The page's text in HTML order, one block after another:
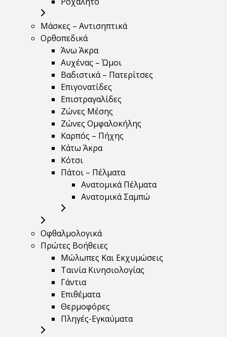
Μάσκες – Αντισηπτικά
Ορθοπεδικά
Άνω Άκρα
Αυχένας – Ώμοι
Βαδιστικά – Πατερίτσες
Επιγονατίδες
Επιστραγαλίδες
Ζώνες Μέσης
Ζώνες Ομφαλοκήλης
Καρπός – Πήχης
Κάτω Άκρα
Κότσι
Πάτοι – Πέλματα
Ανατομικά Πέλματα
Ανατομικά Σαμπώ
Οφθαλμολογικά
Πρώτες Βοήθειες
Μώλωπες Και Εκχυμώσεις
Ταινία Κινησιολογίας
Γάντια
Επιθέματα
Θερμοφόρες
Πληγές-Εγκαύματα